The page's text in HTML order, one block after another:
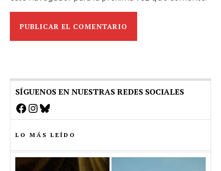
SÍGUENOS EN NUESTRAS REDES SOCIALES
Facebook
Instagram
Bluesky
LO MÁS LEÍDO